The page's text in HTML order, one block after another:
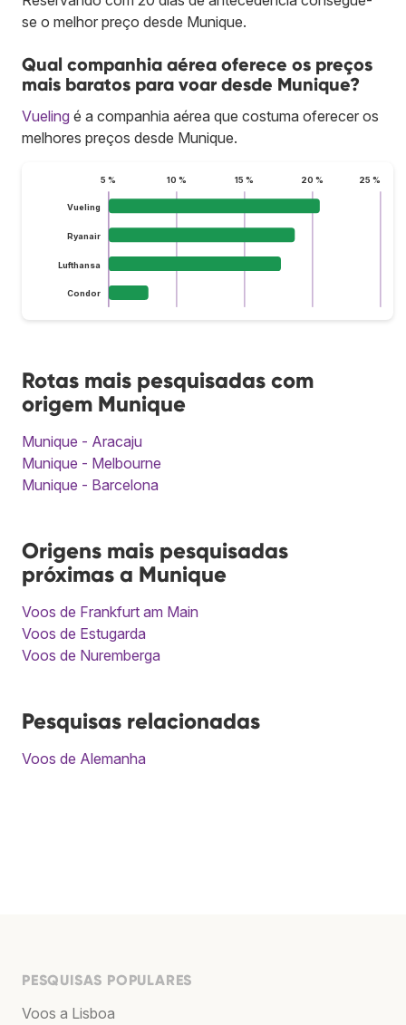
se o melhor preço desde Munique.
Qual companhia aérea oferece os preços
mais baratos para voar desde Munique?
Vueling é a companhia aérea que costuma oferecer os
melhores preços desde Munique.
5 % 10 % 15 % 20 % 25 %
Vueling
Ryanair
Lufthansa
Condor
Rotas mais pesquisadas com
origem Munique
Munique - Aracaju
Munique - Melbourne
Munique - Barcelona
Origens mais pesquisadas
próximas a Munique
Voos de Frankfurt am Main
Voos de Estugarda
Voos de Nuremberga
Pesquisas relacionadas
Voos de Alemanha
PESQUISAS POPULARES
Voos a Lisboa